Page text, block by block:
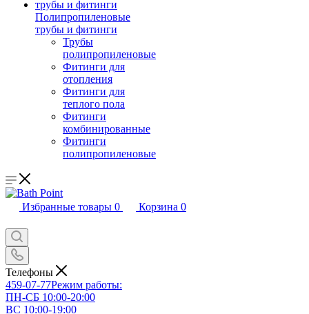
Полипропиленовые
трубы и фитинги
Трубы
полипропиленовые
Фитинги для
отопления
Фитинги для
теплого пола
Фитинги
комбинированные
Фитинги
полипропиленовые
Избранные товары 0 Корзина 0
Телефоны
459-07-77Режим работы:
ПН-СБ 10:00-20:00
ВС 10:00-19:00